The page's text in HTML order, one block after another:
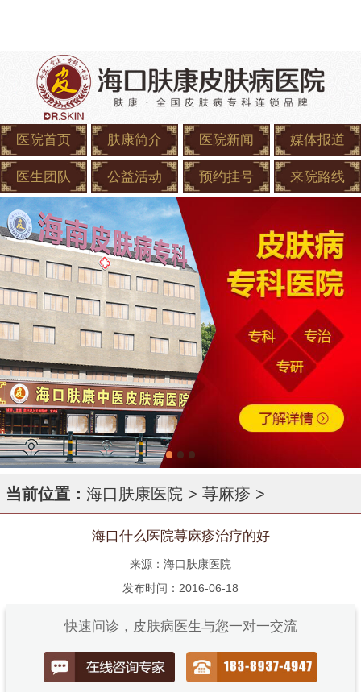
医院首页 肤康简介 医院新闻 媒体报道
医生团队 公益活动 预约挂号 来院路线
当前位置： 海口肤康医院 > 荨麻疹 >
海口什么医院荨麻疹治疗的好
来源：海口肤康医院
发布时间：2016-06-18
快速问诊，皮肤病医生与您一对一交流